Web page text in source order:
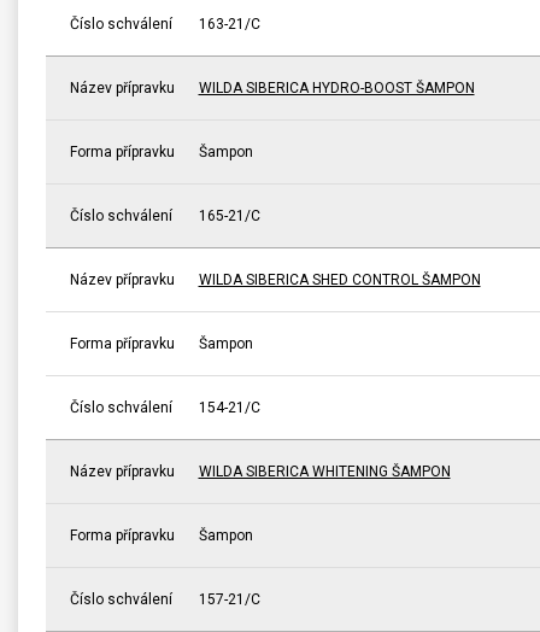
Číslo schválení 163-21/C
Název přípravku WILDA SIBERICA HYDRO-BOOST ŠAMPON
Forma přípravku Šampon
Číslo schválení 165-21/C
Název přípravku WILDA SIBERICA SHED CONTROL ŠAMPON
Forma přípravku Šampon
Číslo schválení 154-21/C
Název přípravku WILDA SIBERICA WHITENING ŠAMPON
Forma přípravku Šampon
Číslo schválení 157-21/C